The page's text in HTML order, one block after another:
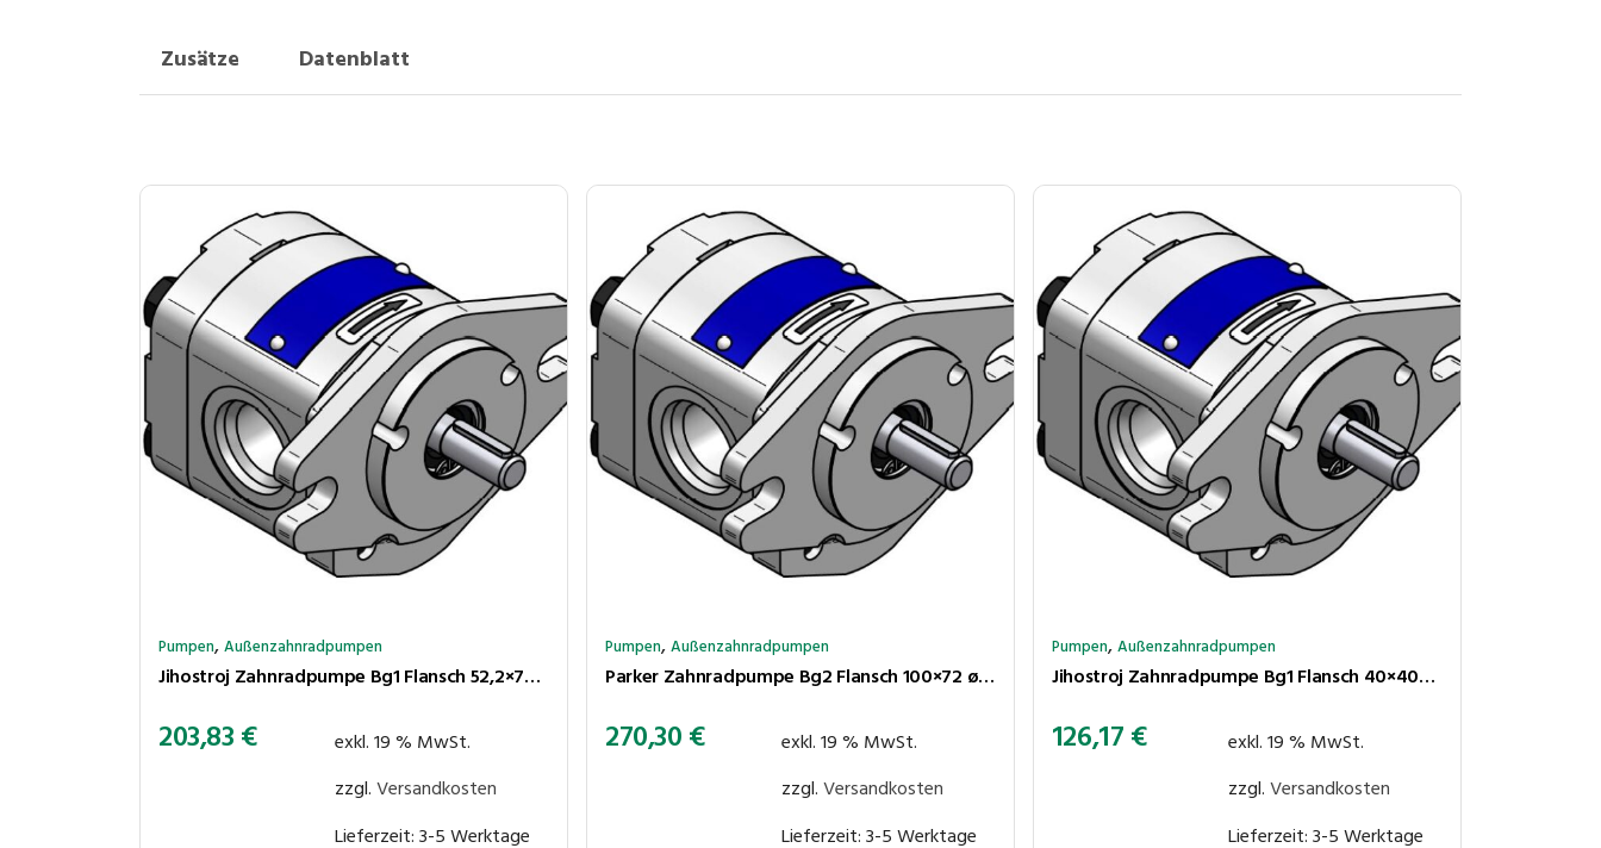
Zusätze Datenblatt
Pumpen,Außenzahnradpumpen
Jihostroj Zahnradpumpe Bg1 Flansch 52,2×72 ø25,4 Kegel 1:8 4,3cm³/U 250bar rechtsl Anschl LK30-30
203,83€
exkl. 19 % MwSt.
zzgl.Versandkosten
Lieferzeit:3-5 Werktage
Pumpen,Außenzahnradpumpen
Parker Zahnradpumpe Bg2 Flansch 100×72 ø80 Kegel 1:5 6,0cm³/U 250bar rechtsl. Anschlüsse LK40-LK35
270,30€
exkl. 19 % MwSt.
zzgl.Versandkosten
Lieferzeit:3-5 Werktage
Pumpen,Außenzahnradpumpen
Jihostroj Zahnradpumpe Bg1 Flansch 40×40ø32 Kupplungsk 5×4,5 4,3cm³/U 250bar rechtsl Anschl BSP 1/2″-3/8″
126,17€
exkl. 19 % MwSt.
zzgl.Versandkosten
Lieferzeit:3-5 Werktage